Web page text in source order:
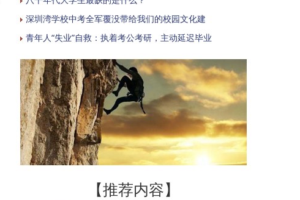
深圳湾学校中考全军覆没带给我们的校园文化建
青年人“失业”自救：执着考公考研，主动延迟毕业
【推荐内容】